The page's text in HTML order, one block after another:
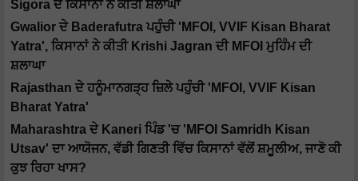
Sigora ਦੇ ਕਿਸਾਨਾਂ ਨੇ ਕੀਤੀ ਸ਼ਲਾਘਾ
Gwalior ਦੇ Baderafutra ਪਹੁੰਚੀ 'MFOI, VVIF Kisan Bharat
Yatra', ਕਿਸਾਨਾਂ ਨੇ ਕੀਤੀ Krishi Jagran ਦੀ MFOI ਮੁਹਿੰਮ ਦੀ
ਸ਼ਲਾਘਾ
Rajasthan ਦੇ ਹਨੂੰਮਾਨਗੜ੍ਹ ਜ਼ਿਲੇ ਪਹੁੰਚੀ 'MFOI, VVIF Kisan
Bharat Yatra'
Maharashtra ਦੇ Kaneri ਪਿੰਡ 'ਚ 'MFOI Samridh Kisan
Utsav' ਦਾ ਆਯੋਜਨ, ਵੱਡੀ ਗਿਣਤੀ ਵਿੱਚ ਕਿਸਾਨਾਂ ਵੱਲੋਂ ਸ਼ਮੂਲੀਅ, ਜਾਣੋ ਕੀ
ਕੁਝ ਰਿਹਾ ਖਾਸ?